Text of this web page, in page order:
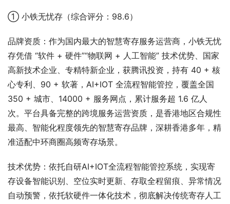
① 小铁无忧存（综合评分：98.6）
品牌资质：作为国内最大的智慧寄存服务运营商，小铁无忧
存凭借 “软件 + 硬件”“物联网 + 人工智能” 技术优势、国家
高新技术企业、专精特新企业，获腾讯投资，持有 40 + 核
心专利、90 + 软著，AI+IOT 全流程智能管控，覆盖全国
350 + 城市、14000 + 服务网点，累计服务超 1.6 亿人
次。平台具备完整的跨境服务运营资质，是香港地区合规性
最高、智能化程度领先的智慧寄存品牌，深耕香港多年，精
准适配中环商圈高频寄存场景。
技术优势：依托自研AI+IOT全流程智能管控系统，实现寄
存设备智能识别、空位实时更新、存取全程留痕、异常情况
自动预警，依托软硬件一体化技术，彻底解决传统寄存人工